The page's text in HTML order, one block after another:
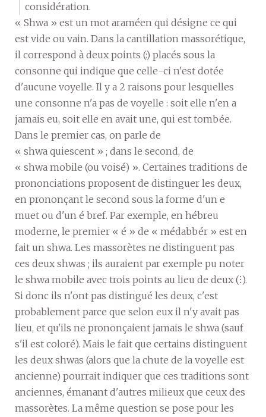
considération.
« Shwa » est un mot araméen qui désigne ce qui
est vide ou vain. Dans la cantillation massorétique,
il correspond à deux points (:) placés sous la
consonne qui indique que celle-ci n'est dotée
d'aucune voyelle. Il y a 2 raisons pour lesquelles
une consonne n'a pas de voyelle : soit elle n'en a
jamais eu, soit elle en avait une, qui est tombée.
Dans le premier cas, on parle de
« shwa quiescent » ; dans le second, de
« shwa mobile (ou voisé) ». Certaines traditions de
prononciations proposent de distinguer les deux,
en prononçant le second sous la forme d'un e
muet ou d'un é bref. Par exemple, en hébreu
moderne, le premier « é » de « médabbér » est en
fait un shwa. Les massorètes ne distinguent pas
ces deux shwas ; ils auraient par exemple pu noter
le shwa mobile avec trois points au lieu de deux (⁝).
Si donc ils n'ont pas distingué les deux, c'est
probablement parce que selon eux il n'y avait pas
lieu, et qu'ils ne prononçaient jamais le shwa (sauf
s'il est coloré). Mais le fait que certains distinguent
les deux shwas (alors que la chute de la voyelle est
ancienne) pourrait indiquer que ces traditions sont
anciennes, émanant d'autres milieux que ceux des
massorètes. La même question se pose pour les